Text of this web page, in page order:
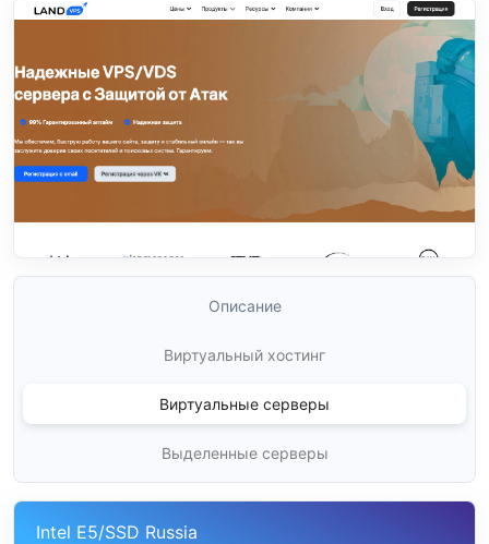
Описание
Виртуальный хостинг
Виртуальные серверы
Выделенные серверы
Intel E5/SSD Russia